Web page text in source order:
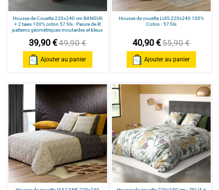
Housse de Couette 220x240 cm BANGUII
+ 2 taies 100% coton 57 fils - Parure de lit
patterns géométriques moutardes et bleus
39,90 €49,90 €
Ajouter au panier
Housse de couette LUIS 220x240 100%
Coton - 57 fils
40,90 €55,90 €
Ajouter au panier